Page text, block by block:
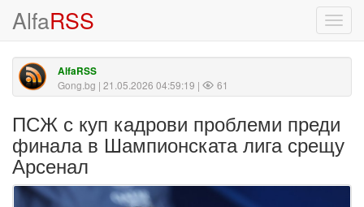
AlfaRSS
AlfaRSS
Gong.bg | 21.05.2026 04:59:19 | 61
ПСЖ с куп кадрови проблеми преди
финала в Шампионската лига срещу
Арсенал